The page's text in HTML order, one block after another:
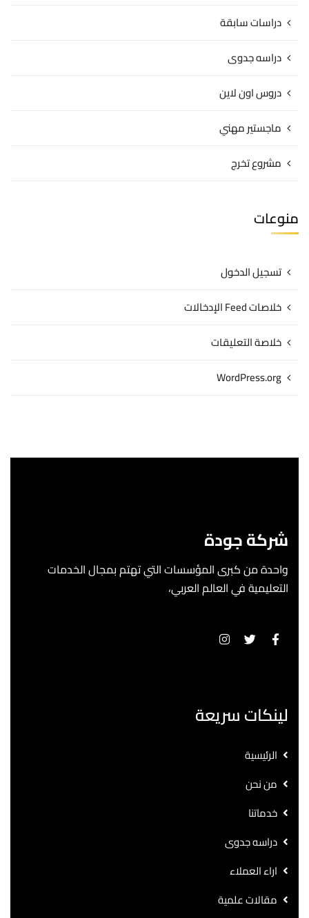
دراسات سابقة
دراسه جدوى
دروس اون لاين
ماجستير مهني
مشروع تخرج
منوعات
تسجيل الدخول
خلاصات Feed الإدخالات
خلاصة التعليقات
WordPress.org
شركة جودة
واحدة من كبرى المؤسسات التي تهتم بمجال الخدمات
التعليمية في العالم العربي،
لينكات سريعة
الرئيسية
من نحن
خدماتنا
دراسه جدوى
اراء العملاء
مقالات علمية